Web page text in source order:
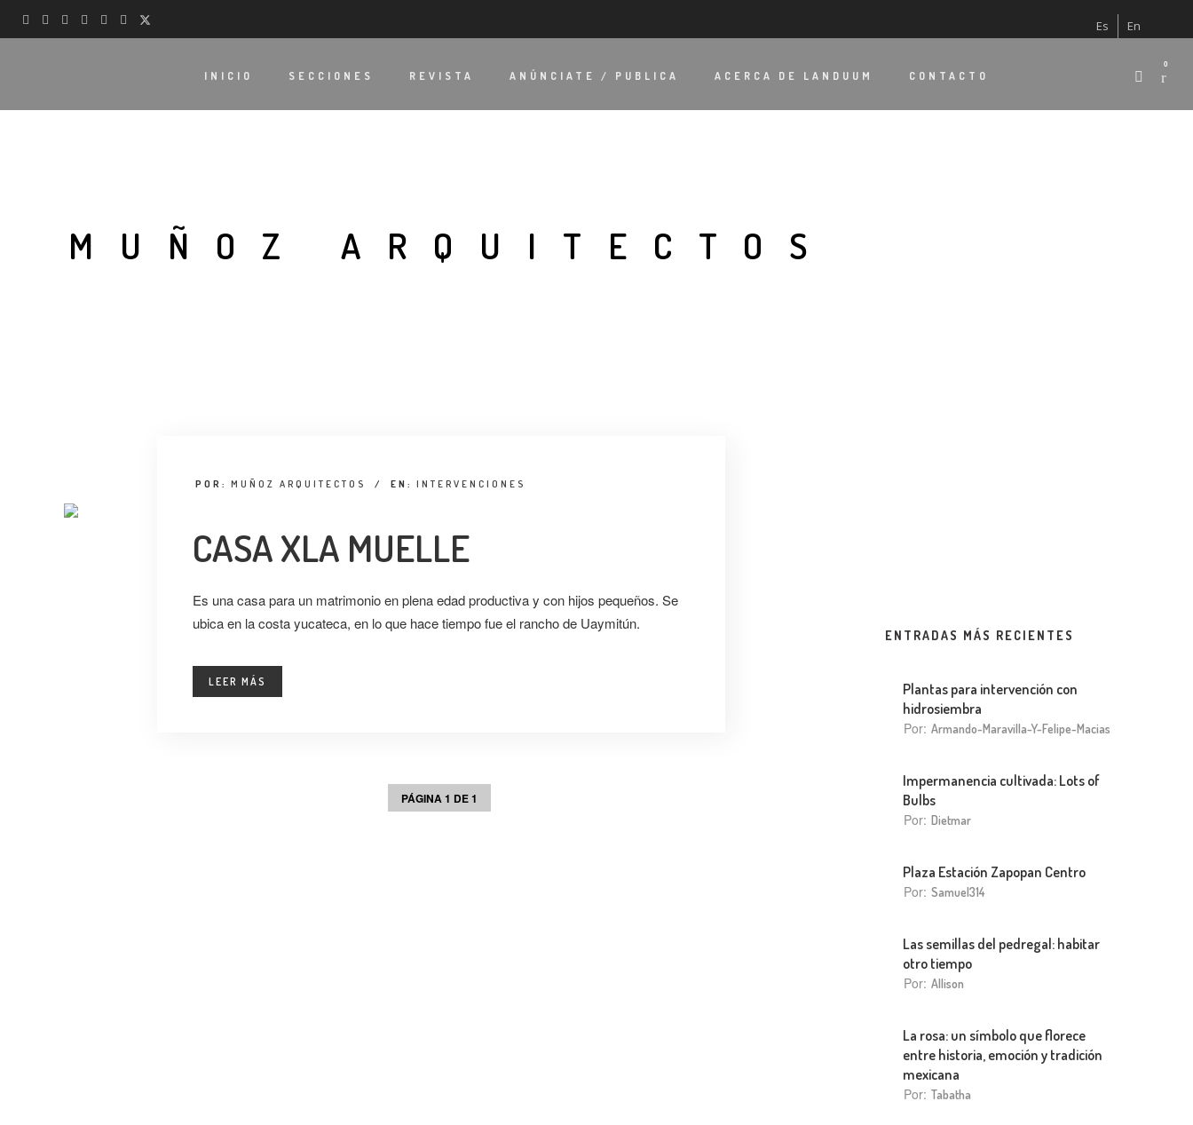
Es En
INICIO SECCIONES REVISTA ANÚNCIATE / PUBLICA ACERCA DE LANDUUM CONTACTO
0
MUÑOZ ARQUITECTOS
POR: MUÑOZ ARQUITECTOS / EN: INTERVENCIONES
CASA XLA MUELLE
Es una casa para un matrimonio en plena edad productiva y con hijos pequeños. Se
ubica en la costa yucateca, en lo que hace tiempo fue el rancho de Uaymitún.
LEER MÁS
PÁGINA 1 DE 1
ENTRADAS MÁS RECIENTES
Plantas para intervención con
hidrosiembra
Por: Armando-Maravilla-Y-Felipe-Macias
Impermanencia cultivada: Lots of
Bulbs
Por: Dietmar
Plaza Estación Zapopan Centro
Por: Samuel314
Las semillas del pedregal: habitar
otro tiempo
Por: Allison
La rosa: un símbolo que florece
entre historia, emoción y tradición
mexicana
Por: Tabatha